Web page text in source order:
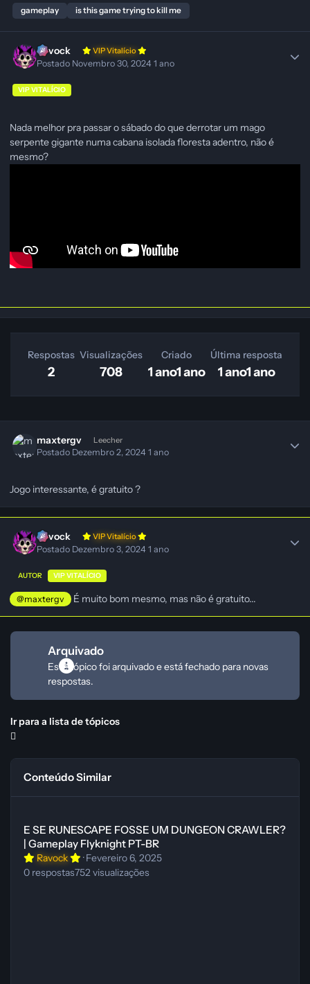
gameplay is this game trying to kill me
Ravock VIP Vitalício
Postado Novembro 30, 20241 ano
VIP VITALÍCIO
Nada melhor pra passar o sábado do que derrotar um mago
serpente gigante numa cabana isolada floresta adentro, não é
mesmo?
Respostas
2
Visualizações
708
Criado
1 ano1 ano
Última resposta
1 ano1 ano
maxtergv Leecher
Postado Dezembro 2, 20241 ano
Jogo interessante, é gratuito ?
Ravock VIP Vitalício
Postado Dezembro 3, 20241 ano
AUTOR VIP VITALÍCIO
@maxtergv É muito bom mesmo, mas não é gratuito...
Arquivado
Este tópico foi arquivado e está fechado para novas
respostas.
Ir para a lista de tópicos
Conteúdo Similar
E SE RUNESCAPE FOSSE UM DUNGEON CRAWLER?
| Gameplay Flyknight PT-BR
Ravock ·Fevereiro 6, 2025
0 respostas752visualizações